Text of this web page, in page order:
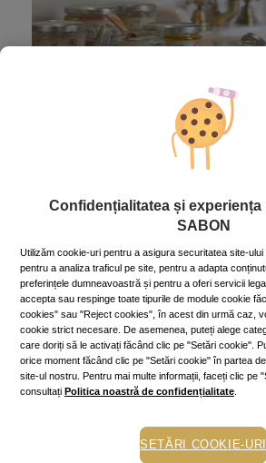
Corp
Scrubul pentru corp – de
unul chiar acum!
25 January 2019
~3 min.
Dacă nu ai folosit încă un scrub
motive întemeiate pentru a-l include
rutina ta de îngrijire și înfrumusețare.
Mai mult »
Confidențialitatea și experiența
SABON
Utilizăm cookie-uri pentru a asigura securitatea site-
pentru a analiza traficul pe site, pentru a adapta
preferințele dumneavoastră și pentru a oferi servicii
accepta sau respinge toate tipurile de module cookie
cookies" sau "Reject cookies", în acest din urmă caz,
cookie strict necesare. De asemenea, puteți alege
care doriți să le activați făcând clic pe "Setări cookie".
orice moment făcând clic pe "Setări cookie" în partea
site-ul nostru. Pentru mai multe informații, faceți clic pe
consultați Politica noastră de confidențialitate.
SETĂRI COOKIE-URI